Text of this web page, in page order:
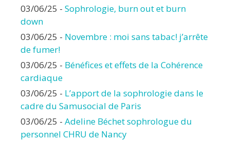
03/06/25 - Sophrologie, burn out et burn
down
03/06/25 - Novembre : moi sans tabac! j’arrête
de fumer!
03/06/25 - Bénéfices et effets de la Cohérence
cardiaque
03/06/25 - L’apport de la sophrologie dans le
cadre du Samusocial de Paris
03/06/25 - Adeline Béchet sophrologue du
personnel CHRU de Nancy